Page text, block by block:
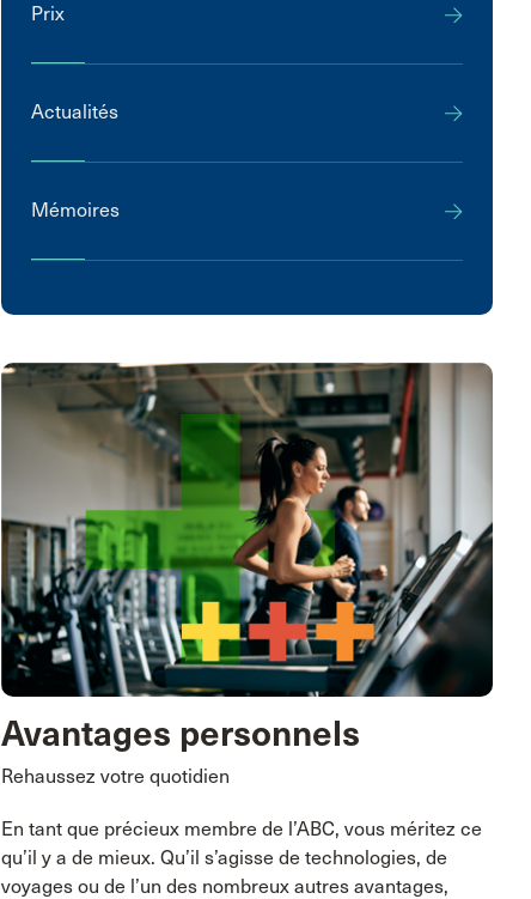
Prix
Actualités
Mémoires
Avantages personnels
Rehaussez votre quotidien
En tant que précieux membre de l’ABC, vous méritez ce
qu’il y a de mieux. Qu’il s’agisse de technologies, de
voyages ou de l’un des nombreux autres avantages,